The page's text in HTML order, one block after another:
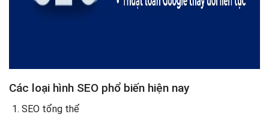
Các loại hình SEO phổ biến hiện nay
SEO tổng thể